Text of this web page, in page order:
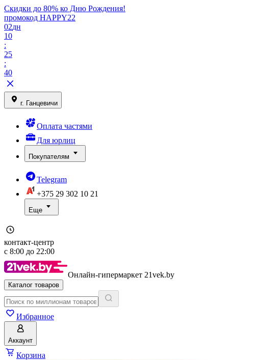
Скидки до 80% ко Дню Рождения!
промокод HAPPY22
02дн
10
:
25
:
40
г. Ганцевичи
Оплата частями
Для юрлиц
Покупателям
Telegram
+375 29 302 10 21
Еще
контакт-центр
с 8:00 до 22:00
Онлайн-гипермаркет 21vek.by
Каталог товаров
Избранное
Аккаунт
Корзина